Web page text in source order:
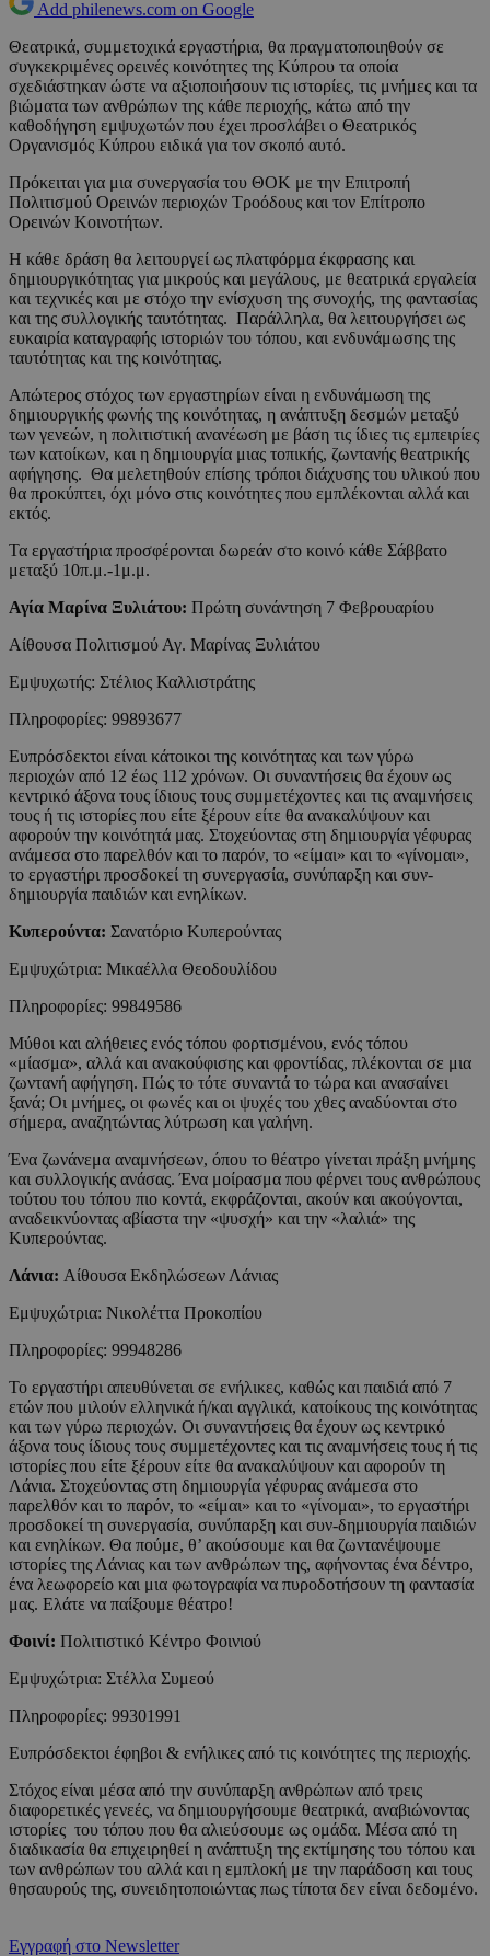
Add philenews.com on Google
Θεατρικά, συμμετοχικά εργαστήρια, θα πραγματοποιηθούν σε
συγκεκριμένες ορεινές κοινότητες της Κύπρου τα οποία
σχεδιάστηκαν ώστε να αξιοποιήσουν τις ιστορίες, τις μνήμες και τα
βιώματα των ανθρώπων της κάθε περιοχής, κάτω από την
καθοδήγηση εμψυχωτών που έχει προσλάβει ο Θεατρικός
Οργανισμός Κύπρου ειδικά για τον σκοπό αυτό.
Πρόκειται για μια συνεργασία του ΘΟΚ με την Επιτροπή
Πολιτισμού Ορεινών περιοχών Τροόδους και τον Επίτροπο
Ορεινών Κοινοτήτων.
Η κάθε δράση θα λειτουργεί ως πλατφόρμα έκφρασης και
δημιουργικότητας για μικρούς και μεγάλους, με θεατρικά εργαλεία
και τεχνικές και με στόχο την ενίσχυση της συνοχής, της φαντασίας
και της συλλογικής ταυτότητας. Παράλληλα, θα λειτουργήσει ως
ευκαιρία καταγραφής ιστοριών του τόπου, και ενδυνάμωσης της
ταυτότητας και της κοινότητας.
Απώτερος στόχος των εργαστηρίων είναι η ενδυνάμωση της
δημιουργικής φωνής της κοινότητας, η ανάπτυξη δεσμών μεταξύ
των γενεών, η πολιτιστική ανανέωση με βάση τις ίδιες τις εμπειρίες
των κατοίκων, και η δημιουργία μιας τοπικής, ζωντανής θεατρικής
αφήγησης. Θα μελετηθούν επίσης τρόποι διάχυσης του υλικού που
θα προκύπτει, όχι μόνο στις κοινότητες που εμπλέκονται αλλά και
εκτός.
Τα εργαστήρια προσφέρονται δωρεάν στο κοινό κάθε Σάββατο
μεταξύ 10π.μ.-1μ.μ.
Αγία Μαρίνα Ξυλιάτου: Πρώτη συνάντηση 7 Φεβρουαρίου
Αίθουσα Πολιτισμού Αγ. Μαρίνας Ξυλιάτου
Εμψυχωτής: Στέλιος Καλλιστράτης
Πληροφορίες: 99893677
Ευπρόσδεκτοι είναι κάτοικοι της κοινότητας και των γύρω
περιοχών από 12 έως 112 χρόνων. Οι συναντήσεις θα έχουν ως
κεντρικό άξονα τους ίδιους τους συμμετέχοντες και τις αναμνήσεις
τους ή τις ιστορίες που είτε ξέρουν είτε θα ανακαλύψουν και
αφορούν την κοινότητά μας. Στοχεύοντας στη δημιουργία γέφυρας
ανάμεσα στο παρελθόν και το παρόν, το «είμαι» και το «γίνομαι»,
το εργαστήρι προσδοκεί τη συνεργασία, συνύπαρξη και συν-
δημιουργία παιδιών και ενηλίκων.
Κυπερούντα: Σανατόριο Κυπερούντας
Εμψυχώτρια: Μικαέλλα Θεοδουλίδου
Πληροφορίες: 99849586
Μύθοι και αλήθειες ενός τόπου φορτισμένου, ενός τόπου
«μίασμα», αλλά και ανακούφισης και φροντίδας, πλέκονται σε μια
ζωντανή αφήγηση. Πώς το τότε συναντά το τώρα και ανασαίνει
ξανά; Οι μνήμες, οι φωνές και οι ψυχές του χθες αναδύονται στο
σήμερα, αναζητώντας λύτρωση και γαλήνη.
Ένα ζωνάνεμα αναμνήσεων, όπου το θέατρο γίνεται πράξη μνήμης
και συλλογικής ανάσας. Ένα μοίρασμα που φέρνει τους ανθρώπους
τούτου του τόπου πιο κοντά, εκφράζονται, ακούν και ακούγονται,
αναδεικνύοντας αβίαστα την «ψυσχή» και την «λαλιά» της
Κυπερούντας.
Λάνια: Αίθουσα Εκδηλώσεων Λάνιας
Εμψυχώτρια: Νικολέττα Προκοπίου
Πληροφορίες: 99948286
Το εργαστήρι απευθύνεται σε ενήλικες, καθώς και παιδιά από 7
ετών που μιλούν ελληνικά ή/και αγγλικά, κατοίκους της κοινότητας
και των γύρω περιοχών. Οι συναντήσεις θα έχουν ως κεντρικό
άξονα τους ίδιους τους συμμετέχοντες και τις αναμνήσεις τους ή τις
ιστορίες που είτε ξέρουν είτε θα ανακαλύψουν και αφορούν τη
Λάνια. Στοχεύοντας στη δημιουργία γέφυρας ανάμεσα στο
παρελθόν και το παρόν, το «είμαι» και το «γίνομαι», το εργαστήρι
προσδοκεί τη συνεργασία, συνύπαρξη και συν-δημιουργία παιδιών
και ενηλίκων. Θα πούμε, θ’ ακούσουμε και θα ζωντανέψουμε
ιστορίες της Λάνιας και των ανθρώπων της, αφήνοντας ένα δέντρο,
ένα λεωφορείο και μια φωτογραφία να πυροδοτήσουν τη φαντασία
μας. Ελάτε να παίξουμε θέατρο!
Φοινί: Πολιτιστικό Κέντρο Φοινιού
Εμψυχώτρια: Στέλλα Συμεού
Πληροφορίες: 99301991
Ευπρόσδεκτοι έφηβοι & ενήλικες από τις κοινότητες της περιοχής.
Στόχος είναι μέσα από την συνύπαρξη ανθρώπων από τρεις
διαφορετικές γενεές, να δημιουργήσουμε θεατρικά, αναβιώνοντας
ιστορίες του τόπου που θα αλιεύσουμε ως ομάδα. Μέσα από τη
διαδικασία θα επιχειρηθεί η ανάπτυξη της εκτίμησης του τόπου και
των ανθρώπων του αλλά και η εμπλοκή με την παράδοση και τους
θησαυρούς της, συνειδητοποιώντας πως τίποτα δεν είναι δεδομένο.
Εγγραφή στο Newsletter